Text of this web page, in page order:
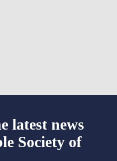
latest news
Society of